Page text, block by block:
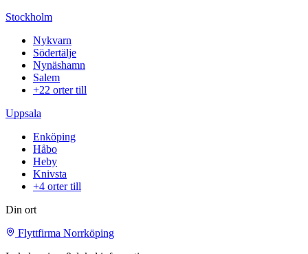
Stockholm
Nykvarn
Södertälje
Nynäshamn
Salem
+22 orter till
Uppsala
Enköping
Håbo
Heby
Knivsta
+4 orter till
Din ort
Flyttfirma Norrköping